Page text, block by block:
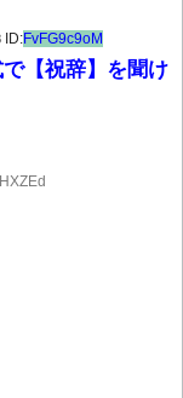
ID:FvFG9c9oM
【祝辞】を聞け